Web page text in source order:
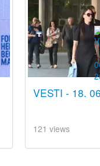
VESTI - 18.
121 views